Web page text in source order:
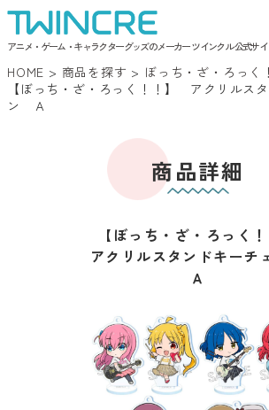
アニメ・ゲーム・キャラクターグッズのメーカー ツインクル 公式サ
HOME > 商品を探す > ぼっち・ざ・ろっく
【ぼっち・ざ・ろっく！！】 アクリルス
ン Ａ
商品詳細
【ぼっち・ざ・ろっく！
アクリルスタンドキーチ
Ａ